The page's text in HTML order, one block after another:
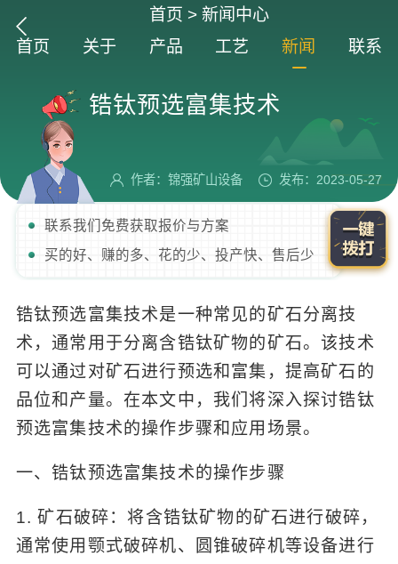
首页 >新闻中心
首页
关于 产品 工艺 新闻 联系
锆钛预选富集技术
作者：锦强矿山设备 发布：2023-05-27
联系我们免费获取报价与方案
买的好、赚的多、花的少、投产快、售后少
锆钛预选富集技术是一种常见的矿石分离技
术，通常用于分离含锆钛矿物的矿石。该技术
可以通过对矿石进行预选和富集，提高矿石的
品位和产量。在本文中，我们将深入探讨锆钛
预选富集技术的操作步骤和应用场景。
一、锆钛预选富集技术的操作步骤
1. 矿石破碎：将含锆钛矿物的矿石进行破碎，
通常使用颚式破碎机、圆锥破碎机等设备进行